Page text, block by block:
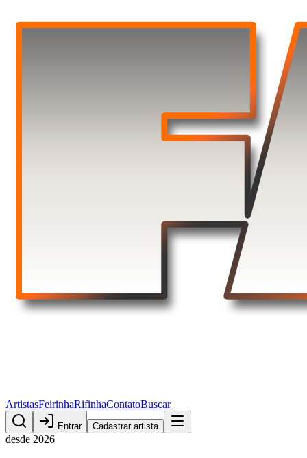
ArtistasFeirinhaRifinhaContatoBuscar
Entrar Cadastrar artista
desde 2026